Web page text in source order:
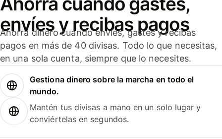
envíes y recibas pagos
Ahorra dinero cuando envíes, gastes y recibas
pagos en más de 40 divisas. Todo lo que necesitas,
en una sola cuenta, siempre que lo necesites.
Gestiona dinero sobre la marcha en todo el
mundo.
Mantén tus divisas a mano en un solo lugar y
conviértelas en segundos.